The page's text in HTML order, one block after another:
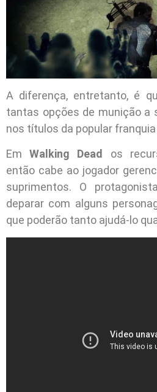
A diferença, entretanto, é
tantas opções de munição a
nos títulos da popular
EmWalking Dead
os
então cabe ao jogador
suprimentos. O
deparar com alguns
que poderão tanto ajudá-lo